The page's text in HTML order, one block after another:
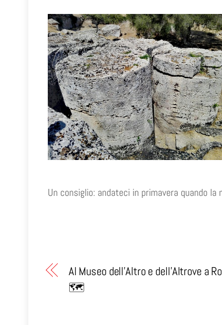
Un consiglio: andateci in primavera quando
Al Museo dell’Altro e dell’Altrove a
🗺